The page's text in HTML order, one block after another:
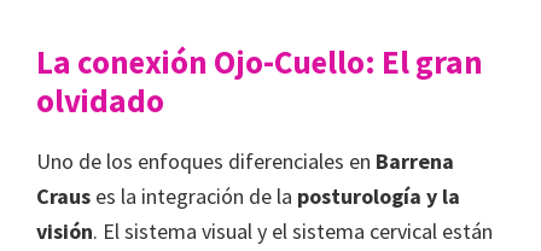
La conexión Ojo-Cuello: El gran
olvidado
Uno de los enfoques diferenciales en Barrena
Craus es la integración de la posturología y la
visión. El sistema visual y el sistema cervical están